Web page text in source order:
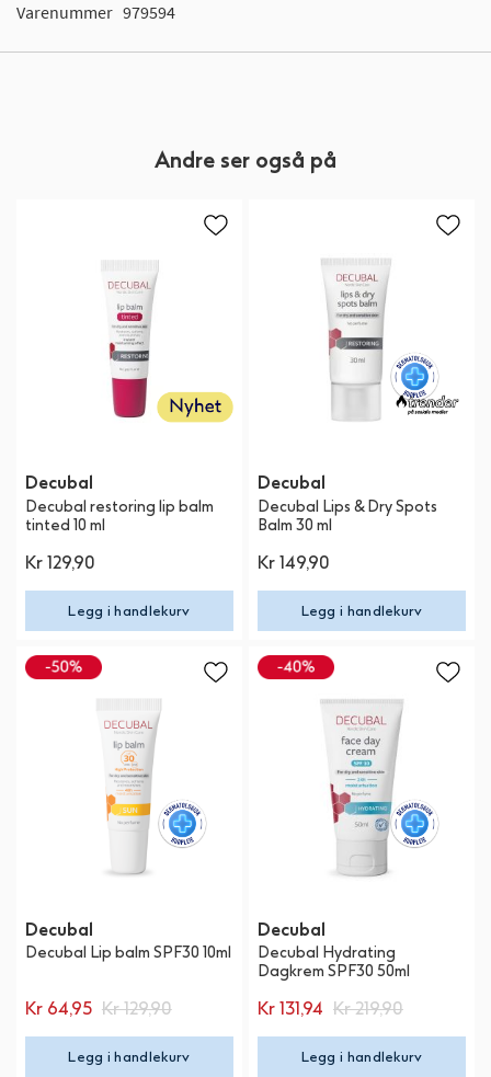
Varenummer 979594
Andre ser også på
Decubal
Decubal restoring lip balm
tinted 10 ml
Kr 129,90
Legg i handlekurv
Decubal
Decubal Lips & Dry Spots
Balm 30 ml
Kr 149,90
Legg i handlekurv
Decubal
Decubal Lip balm SPF30 10ml
Kr 64,95 Kr 129,90
Legg i handlekurv
Decubal
Decubal Hydrating
Dagkrem SPF30 50ml
Kr 131,94 Kr 219,90
Legg i handlekurv